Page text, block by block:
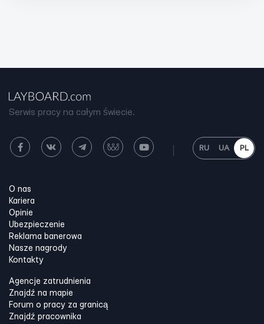
Serwis pracy na całym świecie.
RU UA PL
O nas
Kariera
Opinie
Ubezpieczenie
Reklama banerowa
Nasze nagrody
Kontakty
Agencje zatrudnienia
Znajdź na mapie
Forum o pracy za granicą
Znajdź pracownika